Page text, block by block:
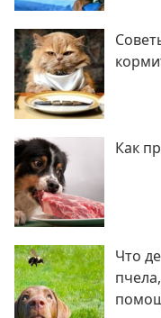
Как
Что